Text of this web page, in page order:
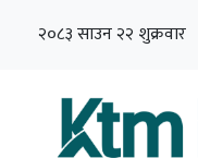
२०८३ साउन २२ शुक्रवार